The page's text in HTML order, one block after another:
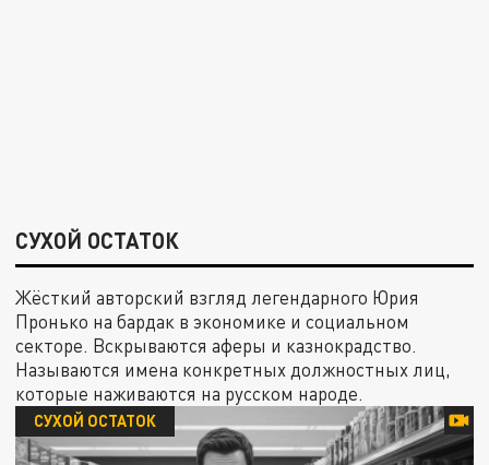
СУХОЙ ОСТАТОК
Жёсткий авторский взгляд легендарного Юрия
Пронько на бардак в экономике и социальном
секторе. Вскрываются аферы и казнокрадство.
Называются имена конкретных должностных лиц,
которые наживаются на русском народе.
СУХОЙ ОСТАТОК